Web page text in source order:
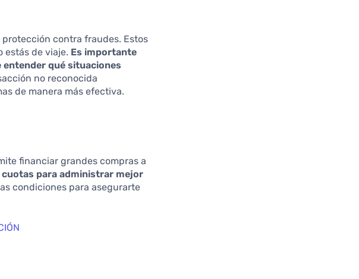
contra fraudes. Estos
de viaje. Es importante
qué situaciones
no reconocida
de manera más efectiva.
financiar grandes compras a
para administrar mejor
condiciones para asegurarte